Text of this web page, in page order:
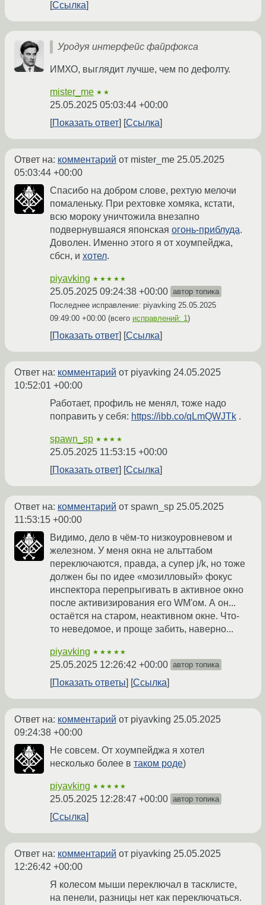
Ссылка
Уродуя интерфейс файрфокса
ИМХО, выглядит лучше, чем по дефолту.
mister_me ★★
25.05.2025 05:03:44 +00:00
Показать ответ
Ссылка
Ответ на: комментарий от mister_me 25.05.2025
05:03:44 +00:00
Спасибо на добром слове, рехтую мелочи
помаленьку. При рехтовке хомяка, кстати,
всю мороку уничтожила внезапно
подвернувшаяся японская огонь-приблуда.
Доволен. Именно этого я от хоумпейджа,
сбсн, и хотел.
piyavking ★★★★★
25.05.2025 09:24:38 +00:00 автор топика
Последнее исправление: piyavking 25.05.2025
09:49:00 +00:00 (всего исправлений: 1)
Показать ответ Ссылка
Ответ на: комментарий от piyavking 24.05.2025
10:52:01 +00:00
Работает, профиль не менял, тоже надо
поправить у себя: https://ibb.co/qLmQWJTk .
spawn_sp ★★★★
25.05.2025 11:53:15 +00:00
Показать ответ
Ссылка
Ответ на: комментарий от spawn_sp 25.05.2025
11:53:15 +00:00
Видимо, дело в чём-то низкоуровневом и
железном. У меня окна не альттабом
переключаются, правда, а супер j/k, но тоже
должен бы по идее «мозилловый» фокус
инспектора перепрыгивать в активное окно
после активизирования его WM'ом. А он...
остаётся на старом, неактивном окне. Что-
то неведомое, и проще забить, наверно...
piyavking ★★★★★
25.05.2025 12:26:42 +00:00 автор топика
Показать ответы Ссылка
Ответ на: комментарий от piyavking 25.05.2025
09:24:38 +00:00
Не совсем. От хоумпейджа я хотел
несколько более в таком роде)
piyavking ★★★★★
25.05.2025 12:28:47 +00:00 автор топика
Ссылка
Ответ на: комментарий от piyavking 25.05.2025
12:26:42 +00:00
Я колесом мыши переключал в тасклисте,
на пенели, разницы нет как переключаться.